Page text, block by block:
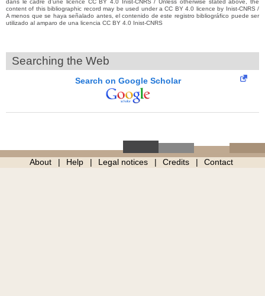
content of this bibliographic record may be used under a CC BY 4.0 licence by Inist-CNRS /
A menos que se haya señalado antes, el contenido de este registro bibliográfico puede ser
utilizado al amparo de una licencia CC BY 4.0 Inist-CNRS
Searching the Web
Search on Google Scholar
About Help Legal notices Credits Contact